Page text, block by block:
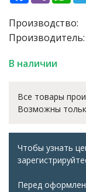
Производство:
Производитель:
В наличии
Все товары
Возможны
Чтобы узнать
Перед